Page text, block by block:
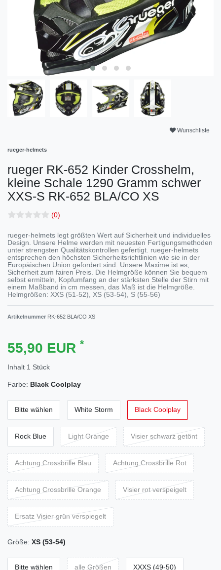
Wunschliste
rueger-helmets
rueger RK-652 Kinder Crosshelm,
kleine Schale 1290 Gramm schwer
XXS-S RK-652 BLA/CO XS
(0)
rueger-helmets legt größten Wert auf Sicherheit und individuelles
Design. Unsere Helme werden mit neuesten Fertigungsmethoden
unter strengsten Qualitätskontrollen gefertigt. rueger-helmets
entsprechen den höchsten Sicherheitsrichtlinien wie sie in der
Europäischen Union gefordert sind. Unsere Maxime ist es,
Sicherheit zum fairen Preis. Die Helmgröße können Sie bequem
selbst ermitteln, Kopfumfang an der stärksten Stelle der Stirn mit
einem Maßband in cm messen, das Maß ist die Helmgröße.
Helmgrößen: XXS (51-52), XS (53-54), S (55-56)
Artikelnummer RK-652 BLA/CO XS
55,90 EUR *
Inhalt 1 Stück
Farbe: Black Coolplay
Bitte wählen White Storm Black Coolplay
Rock Blue Light Orange Visier schwarz getönt
Achtung Crossbrille Blau Achtung Crossbrille Rot
Achtung Crossbrille Orange Visier rot verspeigelt
Ersatz Visier grün verspiegelt
Größe: XS (53-54)
Bitte wählen alle Größen XXXS (49-50)